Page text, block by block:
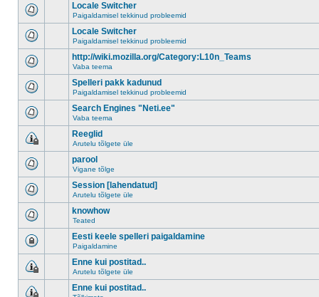
Locale Switcher
Paigaldamisel tekkinud probleemid
Locale Switcher
Paigaldamisel tekkinud probleemid
http://wiki.mozilla.org/Category:L10n_Teams
Vaba teema
Spelleri pakk kadunud
Paigaldamisel tekkinud probleemid
Search Engines "Neti.ee"
Vaba teema
Reeglid
Arutelu tõlgete üle
parool
Vigane tõlge
Session [lahendatud]
Arutelu tõlgete üle
knowhow
Teated
Eesti keele spelleri paigaldamine
Paigaldamine
Enne kui postitad..
Arutelu tõlgete üle
Enne kui postitad..